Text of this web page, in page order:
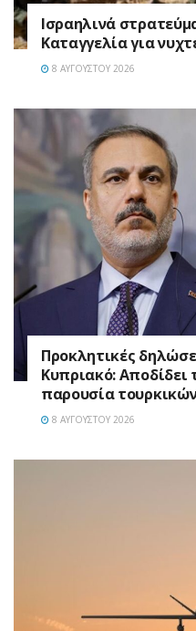
Ισραηλινά
Καταγγελία για
8 ΑΥΓΟΎΣΤΟΥ 2026
Προκλητικές
Κυπριακό: Αποδίδει
παρουσία
8 ΑΥΓΟΎΣΤΟΥ 2026